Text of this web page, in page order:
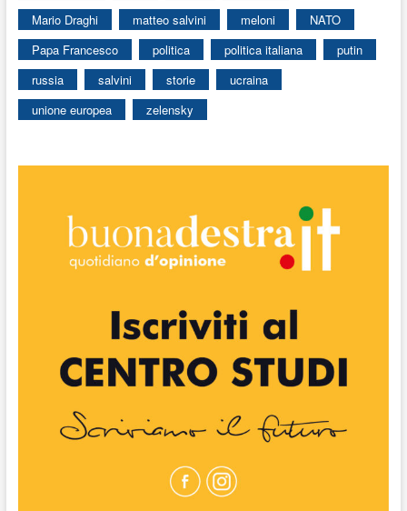
Mario Draghi
matteo salvini meloni
NATO
Papa Francesco
politica politica italiana
putin
russia
salvini storie
ucraina
unione europea
zelensky